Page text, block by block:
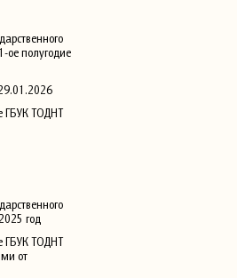
ое полугодие
ГБУК ТОДНТ
год
ГБУК ТОДНТ
от